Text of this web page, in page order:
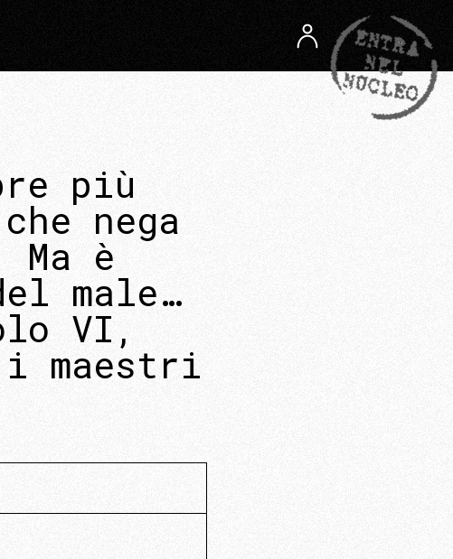
più
nega
è
male…
VI,
i maestri